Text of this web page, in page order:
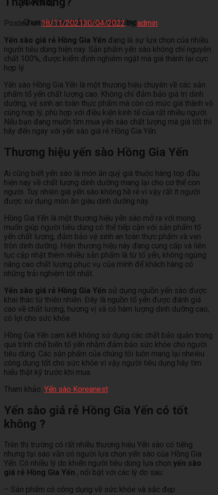
Giỏ hàng
Chưa có sản phẩm trong giỏ hàng.
Posted on18/11/202130/04/2022byadmin
Yến sào giá rẻ Hồng Gia Yến đang là sự lựa chọn của nhiều
người tiêu dùng hiện nay. Sản phẩm yến sào không chỉ nguyên
chất 100%, được kiểm định nghiêm ngặt mà giá thành lại cực
hợp lý
Yến sào Hồng Gia Yến là một thương hiệu chuyên về các sản
phẩm tổ yến chất lượng cao. Không chỉ đảm bảo giá trị dinh
dưỡng, vệ sinh an toàn thực phẩm mà còn có mức giá thành vô
cùng hợp lý, phù hợp với điều kiện kinh tế của rất nhiều người.
Nếu bạn đang muốn tìm mua yến sào chất lượng mà giá tốt thì
hãy đến ngay với yến sào giá rẻ Hồng Gia Yến.
Thương hiệu yến sào Hồng Gia Yến
Ai cũng biết yến sào là món ăn quý giá thuộc hàng top đầu
hiện nay về chất lượng dinh dưỡng mang lại cho cơ thể con
người. Tuy nhiên giá yến sào không hề rẻ vì vậy rất ít người
được sử dụng món ăn giàu dinh dưỡng này.
Hồng Gia Yến là một thương hiệu yến sào mở ra với mong
muốn giúp người tiêu dùng có thể tiếp cận với sản phẩm tổ
yến chất lượng, đảm bảo vệ sinh an toàn thực phẩm và vẹn
tròn dinh dưỡng. Hiện thương hiệu này đang cung cấp và liên
tục cập nhật thêm nhiều sản phẩm là từ tổ yến, không ngừng
nâng cao chất lượng phục vụ của mình để khách hàng có
những trải nghiệm tốt nhất.
Yến sào giá rẻ Hồng Gia Yến sử dụng nguồn yến sào được
khai thác từ thiên nhiên. Đây là nguồn tổ yến được đánh giá
cao về chất lượng, hương vị và có hàm lượng dinh dưỡng cao,
có lợi cho sức khỏe.
Hồng Gia Yến cam kết không sử dụng các chất bảo quản trong
quá trình chế biến tổ yến nhằm đảm bảo sức khỏe cho người
tiêu dùng. Các sản phẩm của chúng tôi luôn mang lại nheièu
công dụng tốt cho sức khỏe vì vậy người tiêu dụng hãy tìm
hiểu thật kỹ trước khi mua.
Tham khảo: Yến sào Koreanest
Yến sào giá rẻ Hồng Gia Yến có tốt
không ?
Trên thị trường có rất nhiều thương hiệu Yến sào có tiếng
nhưng tại sao vẫn có người lựa chọn yến sào của Hồng Gia
Yến. Có nhiều lý do khiến người tiêu dùng lựa chọn yến sào
giá rẻ Hồng Gia Yến , nổi bật với các lý do sau:
– Sản phẩm có công dụng về sức khỏe và sắc đẹp